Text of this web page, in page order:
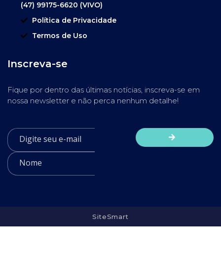
(47) 99175-6620 (VIVO)
Política de Privacidade
Termos de Uso
Inscreva-se
Fique por dentro das últimas notícias, inscreva-se em
nossa newsletter e não perca nenhum detalhe!
SiteSmart